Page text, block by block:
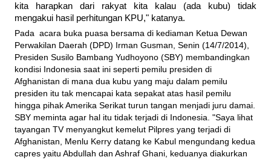
kita harapkan dari rakyat kita kalau (ada kubu) tidak
mengakui hasil perhitungan KPU," katanya.
Pada acara buka puasa bersama di kediaman Ketua Dewan
Perwakilan Daerah (DPD) Irman Gusman, Senin (14/7/2014),
Presiden Susilo Bambang Yudhoyono (SBY) membandingkan
kondisi Indonesia saat ini seperti pemilu presiden di
Afghanistan di mana dua kubu yang maju dalam pemilu
presiden itu tak mencapai kata sepakat atas hasil pemilu
hingga pihak Amerika Serikat turun tangan menjadi juru damai.
SBY meminta agar hal itu tidak terjadi di Indonesia. "Saya lihat
tayangan TV menyangkut kemelut Pilpres yang terjadi di
Afghanistan, Menlu Kerry datang ke Kabul mengundang kedua
capres yaitu Abdullah dan Ashraf Ghani, keduanya diakurkan